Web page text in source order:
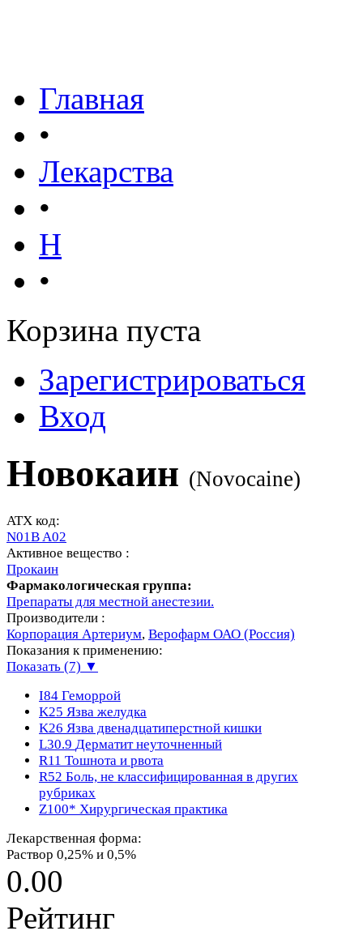
Главная
•
Лекарства
•
Н
•
Корзина пуста
Зарегистрироваться
Вход
Новокаин (Novocaine)
ATX код:
N01B A02
Активное вещество :
Прокаин
Фармакологическая группа:
Препараты для местной анестезии.
Производители :
Корпорация Артериум, Верофарм ОАО (Россия)
Показания к применению:
Показать (7) ▼
I84 Геморрой
K25 Язва желудка
K26 Язва двенадцатиперстной кишки
L30.9 Дерматит неуточненный
R11 Тошнота и рвота
R52 Боль, не классифицированная в других
рубриках
Z100* Хирургическая практика
Лекарственная форма:
Раствор 0,25% и 0,5%
0.00
Рейтинг